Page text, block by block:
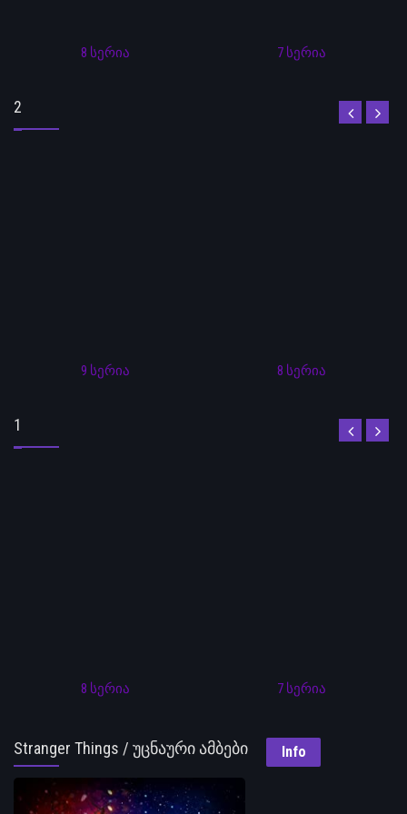
8 სერია 7 სერია
2
9 სერია 8 სერია
1
8 სერია 7 სერია
Stranger Things / უცნაური ამბები Info